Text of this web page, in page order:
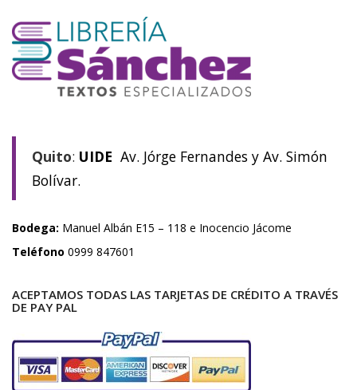
Quito: UIDE Av. Jórge Fernandes y Av. Simón
Bolívar.
Bodega: Manuel Albán E15 – 118 e Inocencio Jácome
Teléfono 0999 847601
ACEPTAMOS TODAS LAS TARJETAS DE CRÉDITO A TRAVÉS
DE PAY PAL